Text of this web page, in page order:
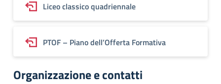
Liceo classico quadriennale
PTOF – Piano dell’Offerta Formativa
Organizzazione e contatti